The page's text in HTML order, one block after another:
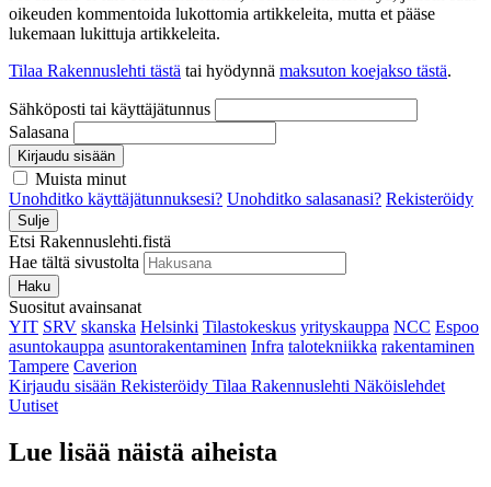
oikeuden kommentoida lukottomia artikkeleita, mutta et pääse
lukemaan lukittuja artikkeleita.
Tilaa Rakennuslehti tästä tai hyödynnä maksuton koejakso tästä.
Sähköposti tai käyttäjätunnus
Salasana
Kirjaudu sisään
Muista minut
Unohditko käyttäjätunnuksesi? Unohditko salasanasi? Rekisteröidy
Sulje
Etsi Rakennuslehti.fistä
Hae tältä sivustolta
Haku
Suositut avainsanat
YIT SRV skanska Helsinki Tilastokeskus yrityskauppa NCC Espoo
asuntokauppa asuntorakentaminen Infra talotekniikka rakentaminen
Tampere Caverion
Kirjaudu sisään Rekisteröidy Tilaa Rakennuslehti Näköislehdet
Uutiset
Lue lisää näistä aiheista